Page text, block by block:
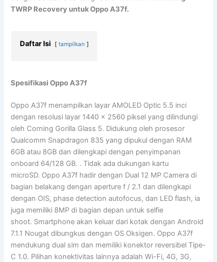
TWRP Recovery untuk Oppo A37f.
Daftar Isi tampilkan
Spesifikasi Oppo A37f
Oppo A37f menampilkan layar AMOLED Optic 5.5 inci
dengan resolusi layar 1440 x 2560 piksel yang dilindungi
oleh Corning Gorilla Glass 5. Didukung oleh prosesor
Qualcomm Snapdragon 835 yang dipukul dengan RAM
6GB atau 8GB dan dilengkapi dengan penyimpanan
onboard 64/128 GB. . Tidak ada dukungan kartu
microSD. Oppo A37f hadir dengan Dual 12 MP Camera di
bagian belakang dengan aperture f / 2.1 dan dilengkapi
dengan OIS, phase detection autofocus, dan LED flash, ia
juga memiliki 8MP di bagian depan untuk selfie
shoot. Smartphone akan keluar dari kotak dengan Android
7.1.1 Nougat dibungkus dengan OS Oksigen. Oppo A37f
mendukung dual sim dan memiliki konektor reversibel Tipe-
C 1.0. Pilihan konektivitas lainnya adalah Wi-Fi, 4G, 3G,